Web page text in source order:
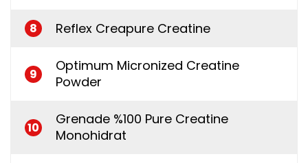
8 Reflex Creapure Creatine
9
Optimum Micronized Creatine
Powder
10
Grenade %100 Pure Creatine
Monohidrat